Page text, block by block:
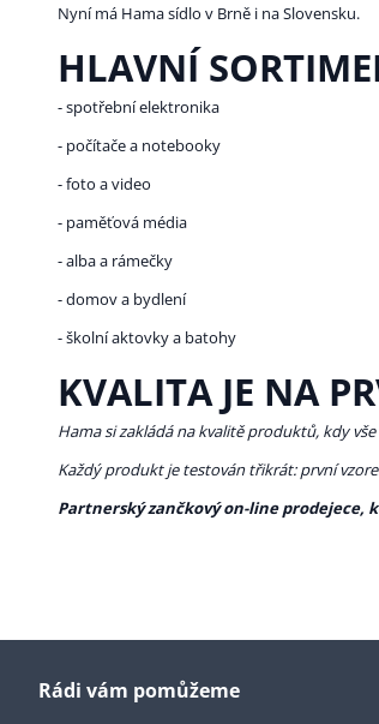
Nyní má Hama sídlo v Brně i na Slovensku.
HLAVNÍ
- spotřební elektronika
- počítače a notebooky
- foto a video
- paměťová média
- alba a rámečky
- domov a bydlení
- školní aktovky a batohy
KVALITA JE NA
Hama si zakládá na kvalitě produktů, kdy
Každý produkt je testován třikrát: první
Partnerský zančkový on-line prodejece,
Rádi vám pomůžeme